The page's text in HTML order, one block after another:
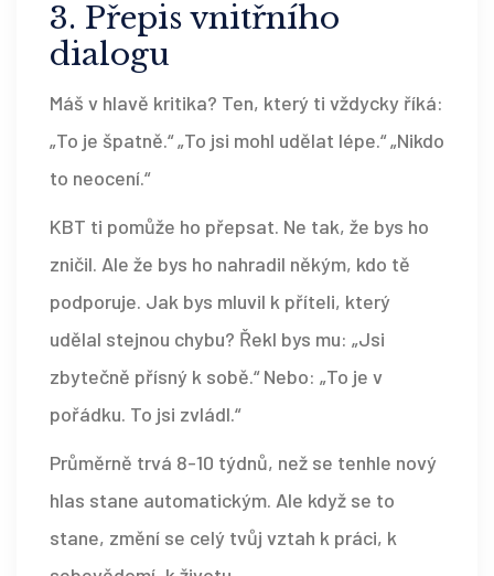
3. Přepis vnitřního
dialogu
Máš v hlavě kritika? Ten, který ti vždycky říká:
„To je špatně.“ „To jsi mohl udělat lépe.“ „Nikdo
to neocení.“
KBT ti pomůže ho přepsat. Ne tak, že bys ho
zničil. Ale že bys ho nahradil někým, kdo tě
podporuje. Jak bys mluvil k příteli, který
udělal stejnou chybu? Řekl bys mu: „Jsi
zbytečně přísný k sobě.“ Nebo: „To je v
pořádku. To jsi zvládl.“
Průměrně trvá 8-10 týdnů, než se tenhle nový
hlas stane automatickým. Ale když se to
stane, změní se celý tvůj vztah k práci, k